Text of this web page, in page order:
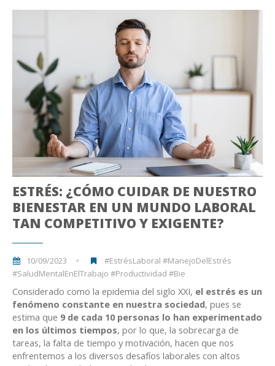
ESTRÉS: ¿CÓMO CUIDAR DE NUESTRO
BIENESTAR EN UN MUNDO LABORAL
TAN COMPETITIVO Y EXIGENTE?
10/09/2023
#EstrésLaboral #ManejoDelEstrés
#SaludMentalEnElTrabajo #Productividad #Bie
Considerado como la epidemia del siglo XXI, el estrés es un
fenómeno constante en nuestra sociedad, pues se
estima que 9 de cada 10 personas lo han experimentado
en los últimos tiempos, por lo que, la sobrecarga de
tareas, la falta de tiempo y motivación, hacen que nos
enfrentemos a los diversos desafíos laborales con altos